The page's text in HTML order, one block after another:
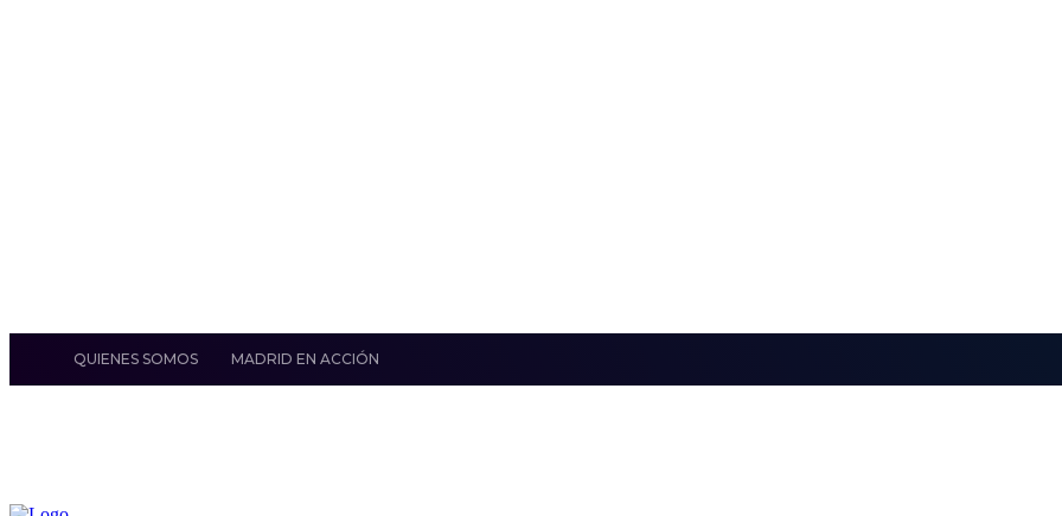
QUIENES SOMOS MADRID EN ACCIÓN